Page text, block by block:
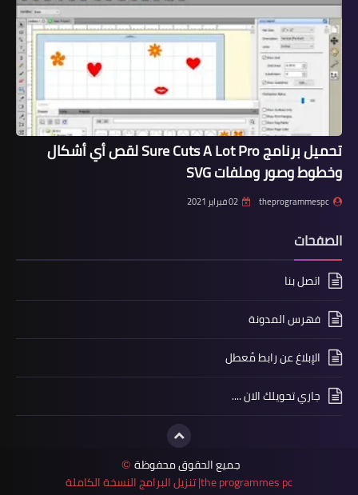
تحميل برنامج Sure Cuts A Lot Pro لقص أي أشكال
وخطوط وصور وملفات SVG
theprogrammespc 02 فبراير 2021
الصفحات
اتصل بنا
فهرس المدونة
الإبلاغ عن رابط مُعطل
جاري تحويلك الان ....
جميع الحقوق محفوظة ©
the programmes pc| تنزيل البرامج النسخة الكاملة